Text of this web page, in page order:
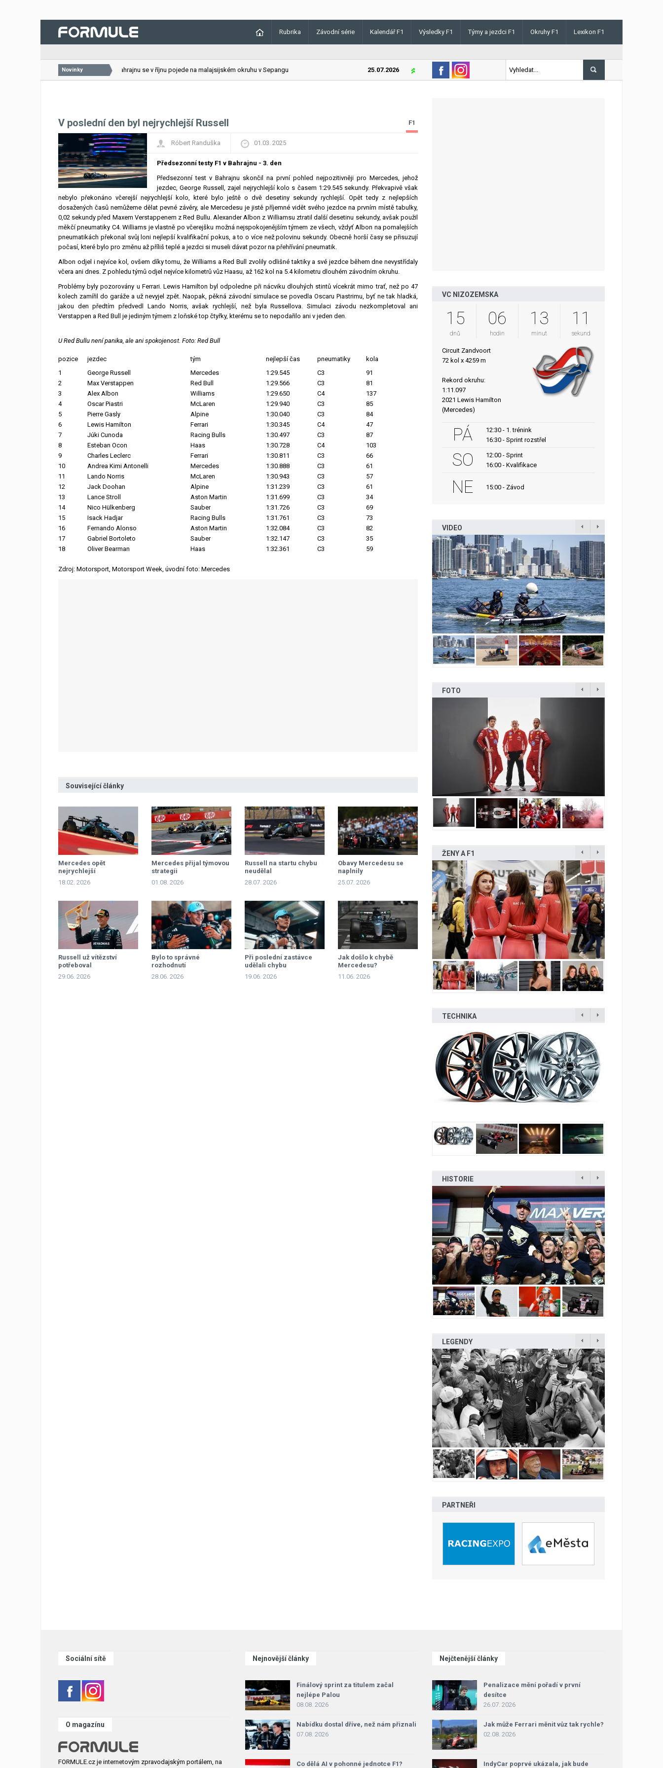
Rubrika Závodní série Kalendář F1 Výsledky F1 Týmy a jezdci F1 Okruhy F1 Lexikon F1
Novinky
26.07.2026 VC Bahrajnu se v říjnu pojede na malajsijském okruhu v Sepangu 25.07.2026 Lando Norris v Maďarsku letos poprvé vyhrál kvalifikaci
V poslední den byl nejrychlejší Russell F1
Róbert Randuška 01.03. 2025
Předsezonní testy F1 v Bahrajnu - 3. den
Předsezonní test v Bahrajnu skončil na první pohled nejpozitivněji pro Mercedes, jehož
jezdec, George Russell, zajel nejrychlejší kolo s časem 1:29.545 sekundy. Překvapivě však
nebylo překonáno včerejší nejrychlejší kolo, které bylo ještě o dvě desetiny sekundy rychlejší. Opět tedy z nejlepších
dosažených časů nemůžeme dělat pevné závěry, ale Mercedesu je jistě příjemné vidět svého jezdce na prvním místě tabulky,
0,02 sekundy před Maxem Verstappenem z Red Bullu. Alexander Albon z Williamsu ztratil další desetinu sekundy, avšak použil
měkčí pneumatiky C4. Williams je vlastně po včerejšku možná nejspokojenějším týmem ze všech, vždyť Albon na pomalejších
pneumatikách překonal svůj loni nejlepší kvalifikační pokus, a to o více než polovinu sekundy. Obecně horší časy se přisuzují
počasí, které bylo pro změnu až příliš teplé a jezdci si museli dávat pozor na přehřívání pneumatik.
Albon odjel i nejvíce kol, ovšem díky tomu, že Williams a Red Bull zvolily odlišné taktiky a své jezdce během dne nevystřídaly
včera ani dnes. Z pohledu týmů odjel nejvíce kilometrů vůz Haasu, až 162 kol na 5.4 kilometru dlouhém závodním okruhu.
Problémy byly pozorovány u Ferrari. Lewis Hamilton byl odpoledne při nácviku dlouhých stintů vícekrát mimo trať, než po 47
kolech zamířil do garáže a už nevyjel zpět. Naopak, pěkná závodní simulace se povedla Oscaru Piastrimu, byť ne tak hladká,
jakou den předtím předvedl Lando Norris, avšak rychlejší, než byla Russellova. Simulaci závodu nezkompletoval ani
Verstappen a Red Bull je jediným týmem z loňské top čtyřky, kterému se to nepodařilo ani v jeden den.
U Red Bullu není panika, ale ani spokojenost. Foto: Red Bull
pozice jezdec tým nejlepší čas pneumatiky
kola
1
George Russell Mercedes 1:29.545 C3
91
2
Max Verstappen Red Bull 1:29.566 C3
81
3
Alex Albon Williams 1:29.650 C4
137
4
Oscar Piastri McLaren 1:29.940 C3
85
5
Pierre Gasly Alpine 1:30.040 C3
84
6
Lewis Hamilton Ferrari 1:30.345 C4
47
7
Júki Cunoda Racing Bulls 1:30.497 C3
87
8
Esteban Ocon Haas 1:30.728 C4
103
9
Charles Leclerc Ferrari 1:30.811 C3
66
10
Andrea Kimi Antonelli Mercedes 1:30.888 C3
61
11
Lando Norris McLaren 1:30.943 C3
57
12
Jack Doohan Alpine 1:31.239 C3
61
13
Lance Stroll Aston Martin 1:31.699 C3
34
14
Nico Hülkenberg Sauber 1:31.726 C3
69
15
Isack Hadjar Racing Bulls 1:31.761 C3
73
16
Fernando Alonso Aston Martin 1:32.084 C3
82
17
Gabriel Bortoleto Sauber 1:32.147 C3
35
18
Oliver Bearman Haas 1:32.361 C3 59
Zdroj: Motorsport, Motorsport Week, úvodní foto: Mercedes
Související články
Mercedes opět
nejrychlejší
18.02. 2026
Mercedes přijal týmovou
strategii
01.08. 2026
Russell na startu chybu
neudělal
28.07. 2026
Obavy Mercedesu se
naplnily
25.07. 2026
Russell už vítězství
potřeboval
29.06. 2026
Bylo to správné
rozhodnutí
28.06. 2026
Při poslední zastávce
udělali chybu
19.06. 2026
Jak došlo k chybě
Mercedesu?
11.06. 2026
VC NIZOZEMSKA
15
dnů
06
hodin
13
minut
10
sekund
Circuit Zandvoort
72 kol x 4259 m
Rekord okruhu:
1:11.097
2021 Lewis Hamilton
(Mercedes)
PÁ
12:30 - 1. trénink
16:30 - Sprint rozstřel
SO
12:00 - Sprint
16:00 - Kvalifikace
NE 15:00 - Závod
VIDEO
FOTO
ŽENY A F1
TECHNIKA
HISTORIE
LEGENDY
PARTNEŘI
Sociální sítě
O magazínu
FORMULE.cz je internetovým zpravodajským portálem, na
Nejnovější články
Finálový sprint za titulem začal
nejlépe Palou
08.08. 2026
Nabídku dostal dříve, než nám přiznali
07.08. 2026
Co dělá AI v pohonné jednotce F1?
Nejčtenější články
Penalizace mění pořadí v první
desítce
26.07. 2026
Jak může Ferrari měnit vůz tak rychle?
02.08. 2026
IndyCar poprvé ukázala, jak bude